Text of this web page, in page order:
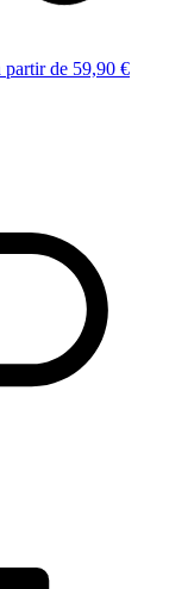
partir de 59,90 €